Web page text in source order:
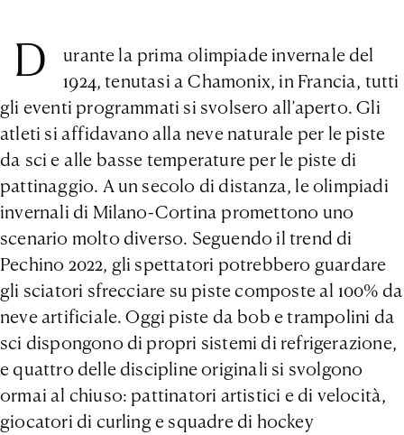
D
urante la prima olimpiade invernale del
1924, tenutasi a Chamonix, in Francia, tutti
gli eventi programmati si svolsero all’aperto. Gli
atleti si affidavano alla neve naturale per le piste
da sci e alle basse temperature per le piste di
pattinaggio. A un secolo di distanza, le olimpiadi
invernali di Milano-Cortina promettono uno
scenario molto diverso. Seguendo il trend di
Pechino 2022, gli spettatori potrebbero guardare
gli sciatori sfrecciare su piste composte al 100% da
neve artificiale. Oggi piste da bob e trampolini da
sci dispongono di propri sistemi di refrigerazione,
e quattro delle discipline originali si svolgono
ormai al chiuso: pattinatori artistici e di velocità,
giocatori di curling e squadre di hockey